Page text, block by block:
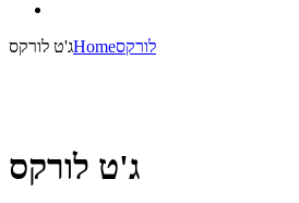
ג'ט לורקסHomeלורקס
ג'ט לורקס